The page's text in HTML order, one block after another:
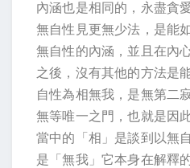
內涵也是相同的，永盡貪
無自性見更無少法，是能
無自性的內涵，並且在內
之後，沒有其他的方法是
自性為相無我，是無第二
無等唯一之門，也就是因
當中的「相」是談到以無
是「無我」它本身在解釋